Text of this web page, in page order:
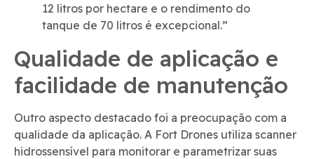
12 litros por hectare e o rendimento do
tanque de 70 litros é excepcional.”
Qualidade de aplicação e
facilidade de manutenção
Outro aspecto destacado foi a preocupação com a
qualidade da aplicação. A Fort Drones utiliza scanner
hidrossensível para monitorar e parametrizar suas